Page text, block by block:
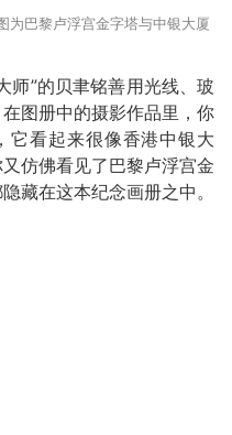
巴黎卢浮宫金字塔与中银大厦
师”的贝聿铭善用光线、玻
图册中的摄影作品里，你
它看起来很像香港中银大
仿佛看见了巴黎卢浮宫金
藏在这本纪念画册之中。